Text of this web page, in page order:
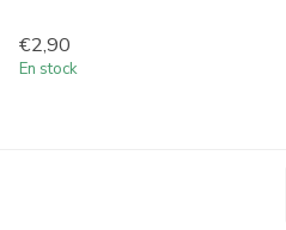
€2,90
En stock